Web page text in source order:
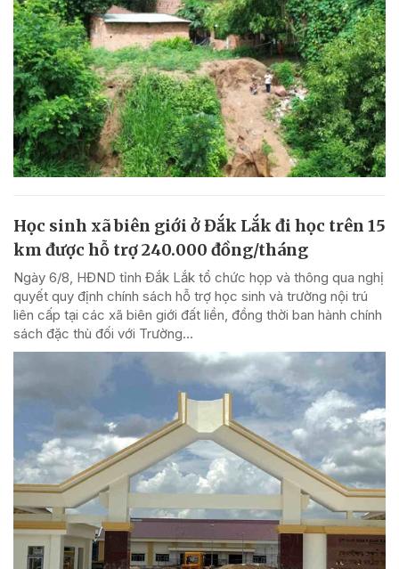
Học sinh xã biên giới ở Đắk Lắk đi học trên 15
km được hỗ trợ 240.000 đồng/tháng
Ngày 6/8, HĐND tỉnh Đắk Lắk tổ chức họp và thông qua nghị
quyết quy định chính sách hỗ trợ học sinh và trường nội trú
liên cấp tại các xã biên giới đất liền, đồng thời ban hành chính
sách đặc thù đối với Trường...